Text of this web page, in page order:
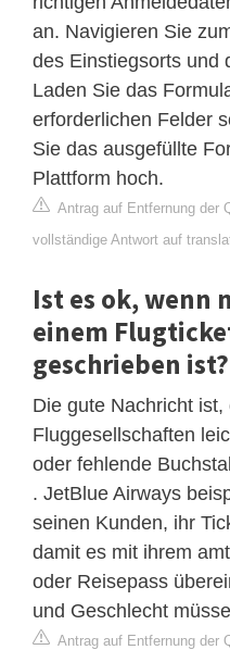
an. Navigieren Sie
des Einstiegsorts und
Laden Sie das
erforderlichen Felder
Sie das ausgefüllte
Plattform hoch.
Antrag auf Entfernung der
vollständige Antwort auf
Ist es ok, wenn
einem
geschrieben ist?
Die gute Nachricht
Fluggesellschaften
oder fehlende
. JetBlue Airways
seinen Kunden, ihr
damit es mit ihrem
oder Reisepass
und Geschlecht
Antrag auf Entfernung der